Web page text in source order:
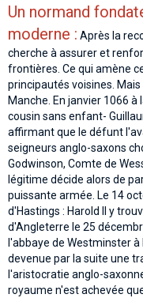
Un normand
moderne : Après la
cherche à assurer et
frontières. Ce qui amène
principautés voisines.
Manche. En janvier 1066
cousin sans enfant-
affirmant que le défunt
seigneurs anglo-saxons
Godwinson, Comte de
légitime décide alors de
puissante armée. Le 14
d'Hastings : Harold II y
d'Angleterre le 25
l'abbaye de Westminster
devenue par la suite une
l'aristocratie anglo-
royaume n'est achevée